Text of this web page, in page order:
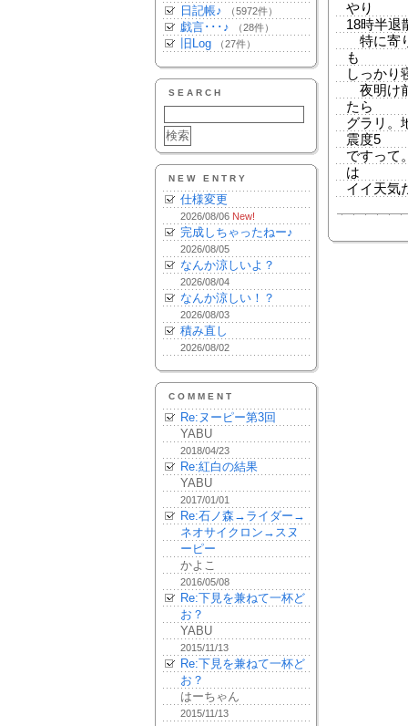
日記帳♪ （5972件）
戯言･･･♪ （28件）
旧Log （27件）
SEARCH
NEW ENTRY
仕様変更
2026/08/06 New!
完成しちゃったねー♪
2026/08/05
なんか涼しいよ？
2026/08/04
なんか涼しい！？
2026/08/03
積み直し
2026/08/02
COMMENT
Re:ヌーピー第3回
YABU
2018/04/23
Re:紅白の結果
YABU
2017/01/01
Re:石ノ森→ライダー→
ネオサイクロン→スヌ
ーピー
かよこ
2016/05/08
Re:下見を兼ねて一杯ど
お？
YABU
2015/11/13
Re:下見を兼ねて一杯ど
お？
はーちゃん
2015/11/13
やり
18時半退
特に寄
も
しっかり
夜明け
たら
グラリ。
震度5
ですって
は
イイ天気